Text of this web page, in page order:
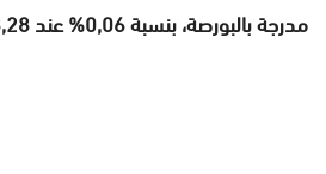
مدرجة بالبورصة، بنسبة 0,06% عند 1.068,28 نقطة.